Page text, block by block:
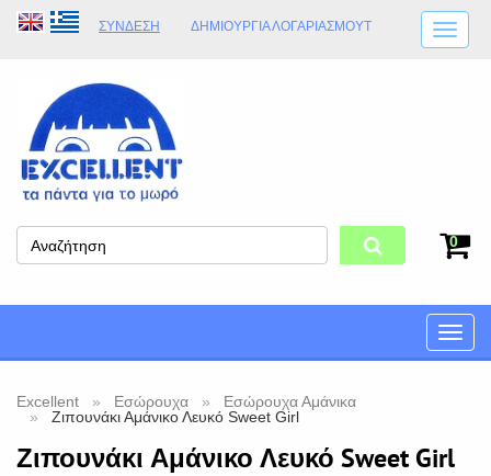
ΣΎΝΔΕΣΗ ΔΗΜΙΟΥΡΓΊΑ ΛΟΓΑΡΙΑΣΜΟΎT
ΩΡΆΡΙΟ ΚΑΤΑΣΤΉΜΑΤΟΣ
ΦΥΣΙΚΌ ΚΑΤΆΣΤΗΜΑ
0
Toggle
Excellent Εσώρουχα
Εσώρουχα Αμάνικα
Ζιπουνάκι Αμάνικο Λευκό Sweet Girl
Ζιπουνάκι Αμάνικο Λευκό Sweet Girl